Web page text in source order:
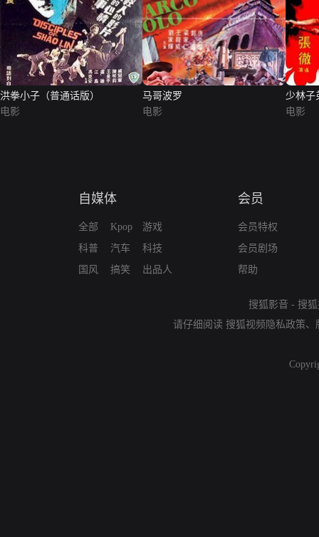
洪拳小子（普通话版）
电影
马哥波罗
电影
少林子
电影
自媒体
全部
科普
国风
Kpop
汽车
搞笑
游戏
科技
出品人
会员
会员特权
会员剧场
帮助
搜狐影音 - 搜
请仔细阅读 搜狐视频隐私政策、